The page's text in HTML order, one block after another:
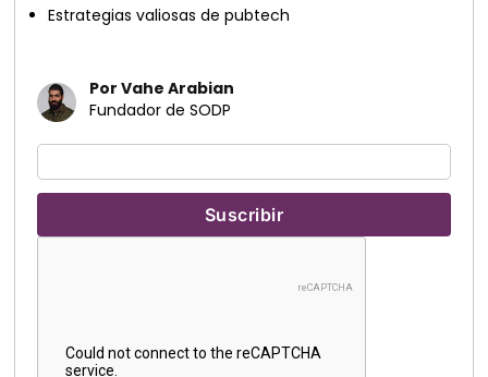
Estrategias valiosas de pubtech
Por Vahe Arabian
Fundador de SODP